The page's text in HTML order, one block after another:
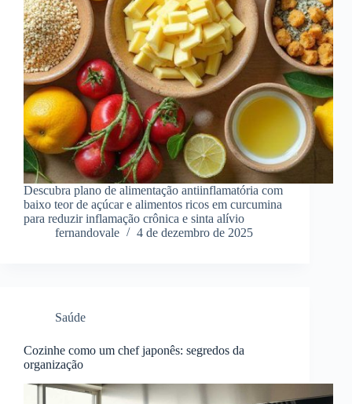
Descubra plano de alimentação antiinflamatória com
baixo teor de açúcar e alimentos ricos em curcumina
para reduzir inflamação crônica e sinta alívio
fernandovale
4 de dezembro de 2025
Saúde
Cozinhe como um chef japonês: segredos da
organização